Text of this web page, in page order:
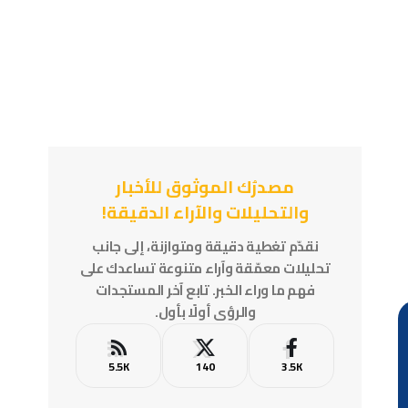
مصدرُك الموثوق للأخبار
والتحليلات والآراء الدقيقة!
نقدّم تغطية دقيقة ومتوازنة، إلى جانب
تحليلات معمّقة وآراء متنوعة تساعدك على
فهم ما وراء الخبر. تابع آخر المستجدات
والرؤى أولًا بأول.
3.5K
140
5.5K